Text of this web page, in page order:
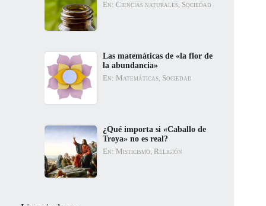
En: Ciencias naturales, Sociedad
Las matemáticas de «la flor de
la abundancia»
En: Matemáticas, Sociedad
¿Qué importa si «Caballo de
Troya» no es real?
En: Misticismo, Religión